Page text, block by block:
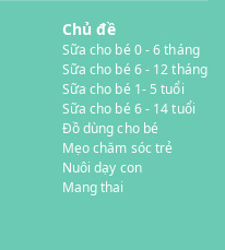
Chủ đề
Sữa cho bé 0 - 6 tháng
Sữa cho bé 6 - 12 tháng
Sữa cho bé 1- 5 tuổi
Sữa cho bé 6 - 14 tuổi
Đồ dùng cho bé
Mẹo chăm sóc trẻ
Nuôi dạy con
Mang thai